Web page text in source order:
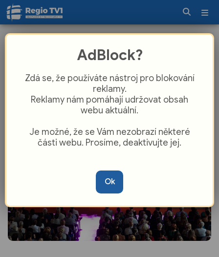
nad Vltavou. Vrcholem bude unikátní
English Chamber Orchestra
AdBlock?
Zdá se, že používáte nástroj pro blokování
reklamy.
Reklamy nám pomáhají udržovat obsah
webu aktuální.
Je možné, že se Vám nezobrazí některé
části webu. Prosíme, deaktivujte jej.
Ok